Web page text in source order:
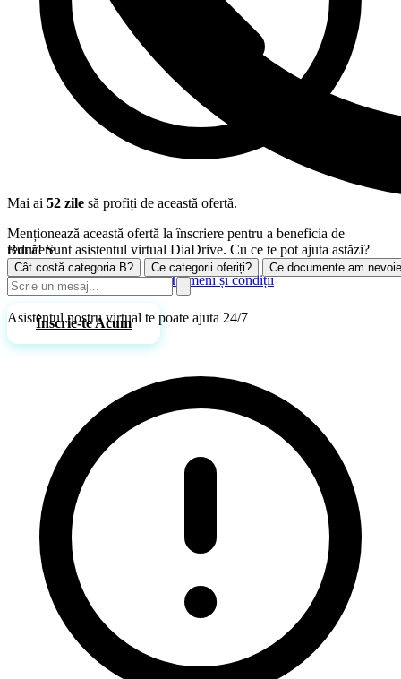
Bună! Sunt asistentul virtual DiaDrive. Cu ce te pot ajuta astăzi?
Cât costă categoria B? Ce categorii oferiți? Ce documente am
Asistentul nostru virtual te poate ajuta 24/7
Mai ai 52 zile să profiți de această ofertă.
Menționează această ofertă la înscriere pentru a beneficia de
reducere.
Promoțiile nu se cumulează.Termeni și condiții
Înscrie-te Acum